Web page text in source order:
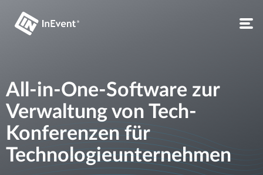
All-in-One-Software zur
Verwaltung von Tech-
Konferenzen für
Technologieunternehmen